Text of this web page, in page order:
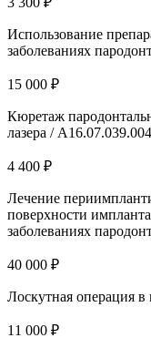
Использование
заболеваниях
15 000 ₽
Кюретаж
лазера / А16.07.039.004
4 400 ₽
Лечение
поверхности
заболеваниях
40 000 ₽
Лоскутная операция
11 000 ₽